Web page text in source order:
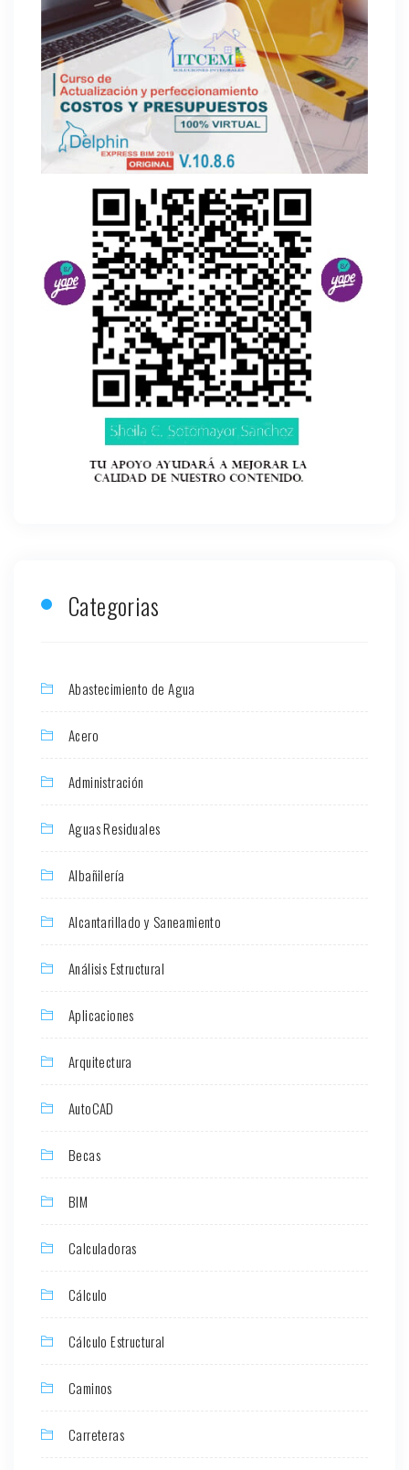
Categorias
Abastecimiento de Agua
Acero
Administración
Aguas Residuales
Albañilería
Alcantarillado y Saneamiento
Análisis Estructural
Aplicaciones
Arquitectura
AutoCAD
Becas
BIM
Calculadoras
Cálculo
Cálculo Estructural
Caminos
Carreteras